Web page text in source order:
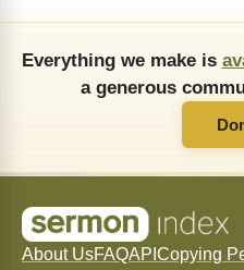
Everything we make is
a generous
About UsFAQAPI Copying